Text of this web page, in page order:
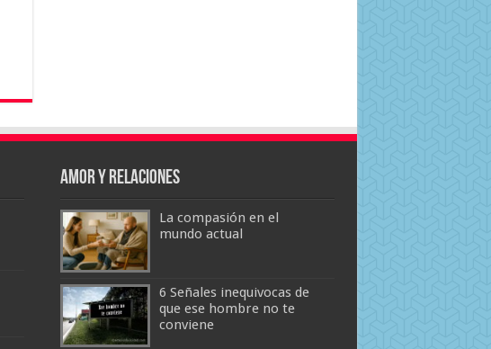
Amor y Relaciones
La compasión en el
mundo actual
6 Señales inequivocas de
que ese hombre no te
conviene